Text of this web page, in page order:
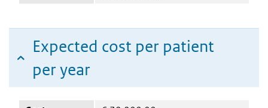
Expected cost per patient
per year